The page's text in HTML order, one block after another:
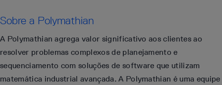
Sobre a Polymathian
A Polymathian agrega valor significativo aos clientes ao
resolver problemas complexos de planejamento e
sequenciamento com soluções de software que utilizam
matemática industrial avançada. A Polymathian é uma equipe